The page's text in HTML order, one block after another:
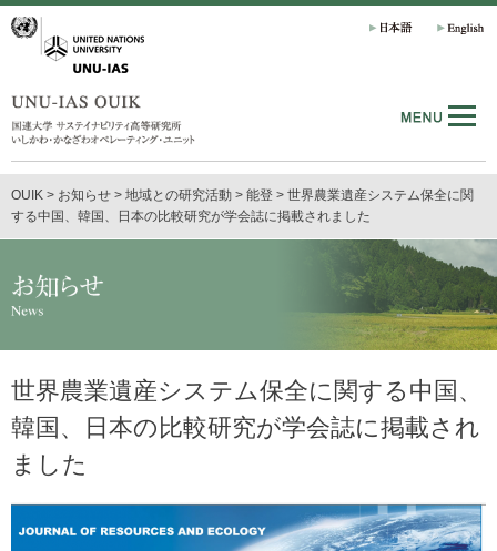
OUIK > お知らせ > 地域との研究活動 > 能登 > 世界農業遺産システム保全に関
する中国、韓国、日本の比較研究が学会誌に掲載されました
世界農業遺産システム保全に関する中国、
韓国、日本の比較研究が学会誌に掲載され
ました